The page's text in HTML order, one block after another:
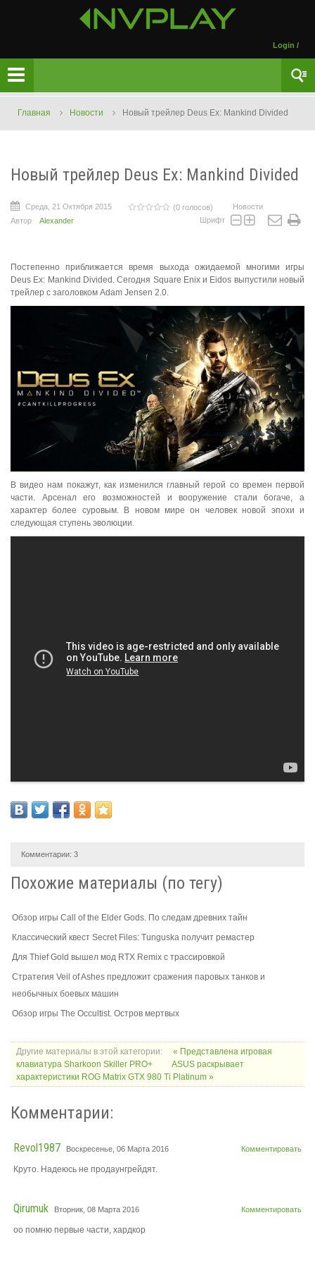
Login /
Главная Новости Новый трейлер Deus Ex: Mankind Divided
Новый трейлер Deus Ex: Mankind Divided
Среда, 21 Октября 2015 (0 голосов)
Новости
Автор
Alexander Шрифт
Постепенно приближается время выхода ожидаемой многими игры
Deus Ex: Mankind Divided. Сегодня Square Enix и Eidos выпустили новый
трейлер с заголовком Adam Jensen 2.0.
В видео нам покажут, как изменился главный герой со времен первой
части. Арсенал его возможностей и вооружение стали богаче, а
характер более суровым. В новом мире он человек новой эпохи и
следующая ступень эволюции.
Комментарии: 3
Похожие материалы (по тегу)
Обзор игры Call of the Elder Gods. По следам древних тайн
Классический квест Secret Files: Tunguska получит ремастер
Для Thief Gold вышел мод RTX Remix с трассировкой
Стратегия Veil of Ashes предложит сражения паровых танков и
необычных боевых машин
Обзор игры The Occultist. Остров мертвых
Другие материалы в этой категории:
« Представлена игровая
клавиатура Sharkoon Skiller PRO+
ASUS раскрывает
характеристики ROG Matrix GTX 980 Ti Platinum »
Комментарии:
Комментировать
Revol1987 Воскресенье, 06 Марта 2016
Круто. Надеюсь не продаунгрейдят.
Комментировать
Qirumuk Вторник, 08 Марта 2016
оо помню первые части, хардкор